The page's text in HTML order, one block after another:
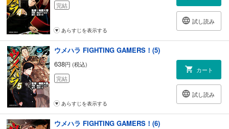
完結
試し読み
あらすじを表示する
ウメハラ FIGHTING GAMERS！(5)
638円 (税込)
完結
カート
試し読み
あらすじを表示する
ウメハラ FIGHTING GAMERS！(6)